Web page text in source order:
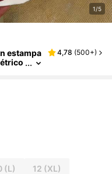
1/5
estampa
cas
4,78 (500+)
(L) 12 (XL)